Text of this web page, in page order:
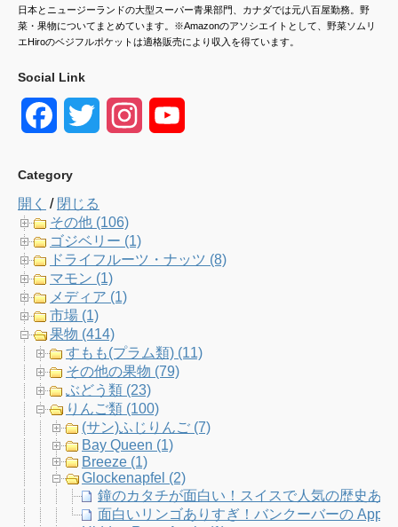
日本とニュージーランドの大型スーパー青果部門、カナダでは元八百屋勤務。野
菜・果物についてまとめています。※Amazonのアソシエイトとして、野菜ソムリ
エHiroのベジフルポケットは適格販売により収入を得ています。
Social Link
e
b
o
o
k
t
t
e
a
a
m
u
C
a
n
Category
開く / 閉じる
その他 (106)
ゴジベリー (1)
ドライフルーツ・ナッツ (8)
マモン (1)
メディア (1)
市場 (1)
果物 (414)
すもも(プラム類) (11)
その他の果物 (79)
ぶどう類 (23)
りんご類 (100)
(サン)ふじりんご (7)
Bay Queen (1)
Breeze (1)
Glockenapfel (2)
鐘のカタチが面白い！スイスで人気の歴史あ
面白いリンゴありすぎ！バンクーバーの